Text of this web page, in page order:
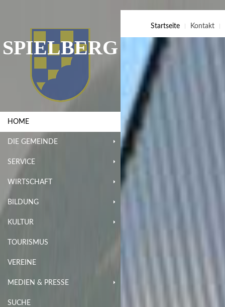
SPIELBERG
HOME
DIE GEMEINDE
SERVICE
WIRTSCHAFT
BILDUNG
KULTUR
TOURISMUS
VEREINE
MEDIEN & PRESSE
SUCHE
Startseite Kontakt